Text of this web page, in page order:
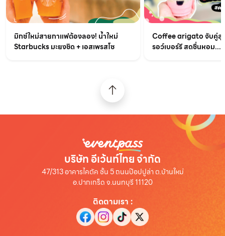
มิกซ์ใหม่สายกาแฟต้องลอง! น้ำใหม่
Starbucks มะยงชิด + เอสเพรสโซ
Coffee arigato จับคู่สุ
รอว์เบอร์รี สดชื่นหอม...
บริษัท อีเว้นท์ไทย จำกัด
47/313 อาคารไคตัค ชั้น 5 ถนนป๊อปปูล่า ต.บ้านใหม่
อ.ปากเกร็ด จ.นนทบุรี 11120
ติดตามเรา :